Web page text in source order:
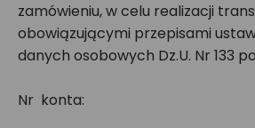
zamówieniu, w celu realizacji
obowiązującymi przepisami
danych osobowych Dz.U. Nr 133
Nr konta: